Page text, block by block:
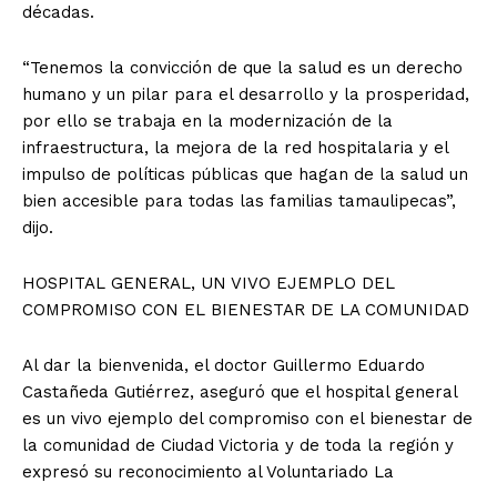
décadas.
“Tenemos la convicción de que la salud es un derecho
humano y un pilar para el desarrollo y la prosperidad,
por ello se trabaja en la modernización de la
infraestructura, la mejora de la red hospitalaria y el
impulso de políticas públicas que hagan de la salud un
bien accesible para todas las familias tamaulipecas”,
dijo.
HOSPITAL GENERAL, UN VIVO EJEMPLO DEL
COMPROMISO CON EL BIENESTAR DE LA COMUNIDAD
Al dar la bienvenida, el doctor Guillermo Eduardo
Castañeda Gutiérrez, aseguró que el hospital general
es un vivo ejemplo del compromiso con el bienestar de
la comunidad de Ciudad Victoria y de toda la región y
expresó su reconocimiento al Voluntariado La